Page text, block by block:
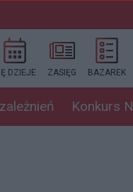
DZIEJE ZASIĘG BAZAREK
Konkurs